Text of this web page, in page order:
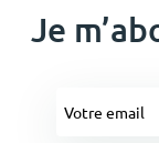
Je